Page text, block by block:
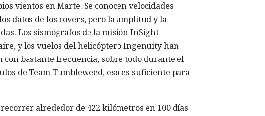
vientos en Marte. Se conocen velocidades
datos de los rovers, pero la amplitud y la
Los sismógrafos de la misión InSight
y los vuelos del helicóptero Ingenuity han
bastante frecuencia, sobre todo durante el
de Team Tumbleweed, eso es suficiente para
alrededor de 422 kilómetros en 100 días